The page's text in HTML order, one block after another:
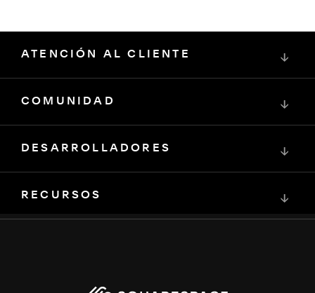
ATENCIÓN AL CLIENTE ↓
COMUNIDAD ↓
DESARROLLADORES ↓
RECURSOS ↓